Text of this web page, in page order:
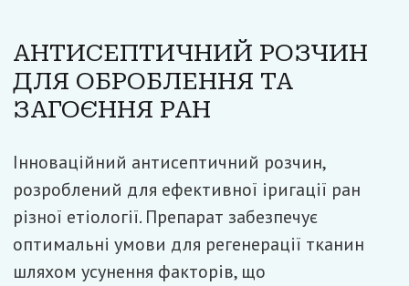
Наступний
АНТИСЕПТИЧНИЙ РОЗЧИН
ДЛЯ ОБРОБЛЕННЯ ТА
ЗАГОЄННЯ РАН
Інноваційний антисептичний розчин,
розроблений для ефективної іригації ран
різної етіології. Препарат забезпечує
оптимальні умови для регенерації тканин
шляхом усунення факторів, що